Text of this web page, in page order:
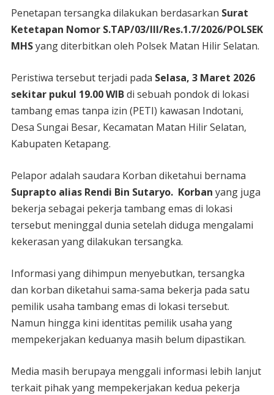
Penetapan tersangka dilakukan berdasarkan Surat
Ketetapan Nomor S.TAP/03/III/Res.1.7/2026/POLSEK
MHSyang diterbitkan oleh Polsek Matan Hilir Selatan.
Peristiwa tersebut terjadi pada Selasa, 3 Maret 2026
sekitar pukul 19.00 WIBdi sebuah pondok di lokasi
tambang emas tanpa izin (PETI) kawasan Indotani,
Desa Sungai Besar, Kecamatan Matan Hilir Selatan,
Kabupaten Ketapang.
Pelapor adalah saudara Korban diketahui bernama
Suprapto alias Rendi Bin Sutaryo. Korban yang juga
bekerja sebagai pekerja tambang emas di lokasi
tersebut meninggal dunia setelah diduga mengalami
kekerasan yang dilakukan tersangka.
Informasi yang dihimpun menyebutkan, tersangka
dan korban diketahui sama-sama bekerja pada satu
pemilik usaha tambang emas di lokasi tersebut.
Namun hingga kini identitas pemilik usaha yang
mempekerjakan keduanya masih belum dipastikan.
Media masih berupaya menggali informasi lebih lanjut
terkait pihak yang mempekerjakan kedua pekerja